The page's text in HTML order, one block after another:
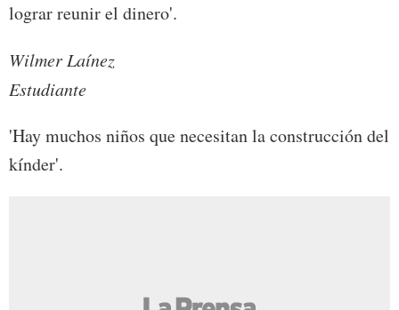
lograr reunir el dinero'.
Wilmer Laínez
Estudiante
'Hay muchos niños que necesitan la construcción del
kínder'.